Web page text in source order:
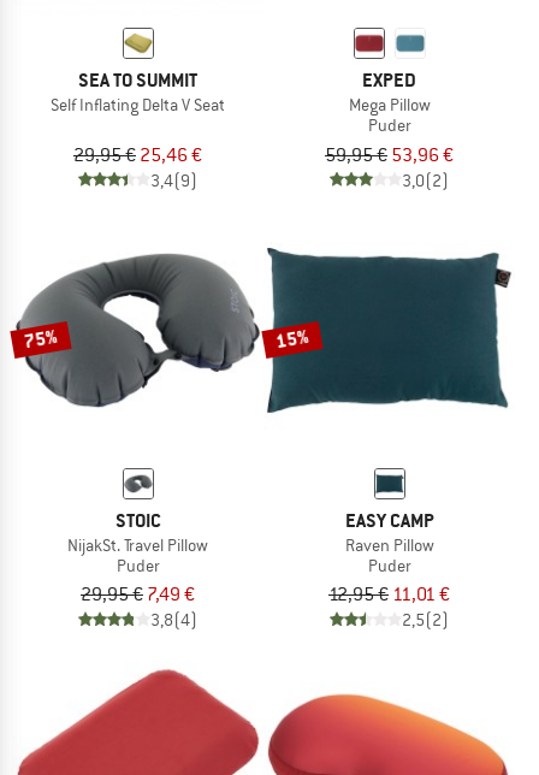
SEA TO SUMMIT
Self Inflating Delta V Seat
29,95 € 25,46 €
3,4(9)
EXPED
Mega Pillow
Puder
59,95 € 53,96 €
3,0(2)
75%
STOIC
NijakSt. Travel Pillow
Puder
29,95 € 7,49 €
3,8(4)
15%
EASY CAMP
Raven Pillow
Puder
12,95 € 11,01 €
2,5(2)